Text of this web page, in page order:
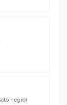
negro)